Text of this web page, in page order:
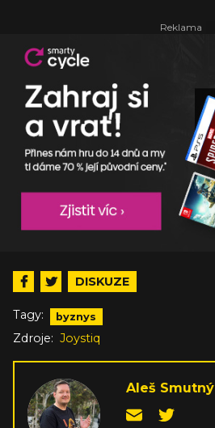
DISKUZE
Tagy: byznys
Zdroje: Joystiq
Aleš Smutný